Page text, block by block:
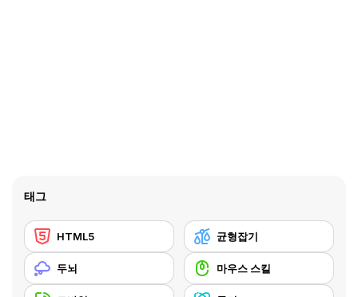
태그
HTML5 균형잡기
두뇌 마우스 스킬